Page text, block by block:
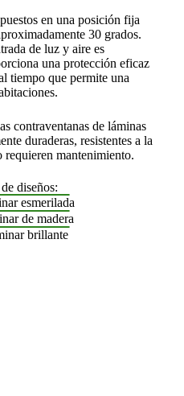
en una posición fija
30 grados.
de luz y aire es
una protección eficaz
tiempo que permite una
contraventanas de láminas
duraderas, resistentes a la
requieren mantenimiento.
diseños:
esmerilada
de madera
brillante